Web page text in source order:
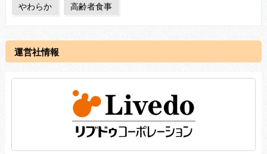
やわらか 高齢者食事
運営社情報